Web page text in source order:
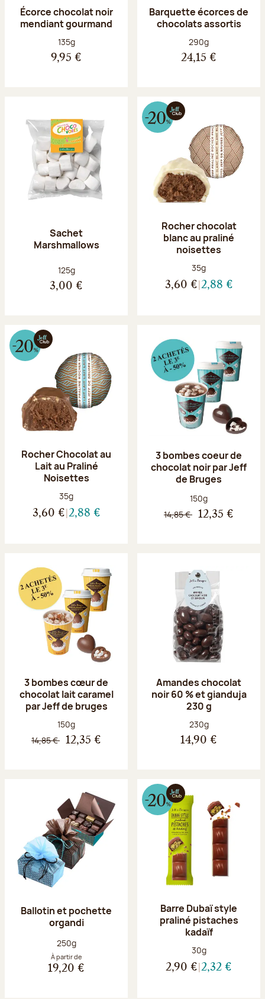
Écorce chocolat noir
mendiant gourmand
Poids net :
135g
9,95 €
Barquette écorces de
chocolats assortis
Poids net :
290g
24,15 €
Sachet
Marshmallows
Poids net :
125g
3,00 €
Rocher chocolat
blanc au praliné
noisettes
Poids net :
35g
3,60 € 2,88 €
Rocher Chocolat au
Lait au Praliné
Noisettes
Poids net :
35g
3,60 € 2,88 €
3 bombes coeur de
chocolat noir par Jeff
de Bruges
Poids net :
150g
14,85 € 12,35 €
3 bombes cœur de
chocolat lait caramel
par Jeff de bruges
Poids net :
150g
14,85 € 12,35 €
Amandes chocolat
noir 60 % et gianduja
230 g
Poids net :
230g
14,90 €
Ballotin et pochette
organdi
Poids net :
250g
À partir de
19,20 €
Barre Dubaï style
praliné pistaches
kadaïf
Poids net :
30g
2,90 € 2,32 €